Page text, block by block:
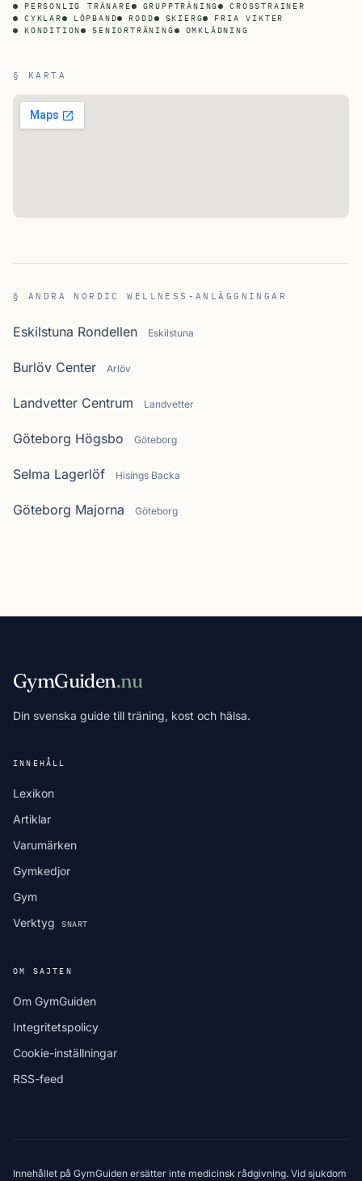
PERSONLIG TRÄNARE
GRUPPTRÄNING
CROSSTRAINER
CYKLAR
LÖPBAND RODD SKIERG
FRIA VIKTER
KONDITION
SENIORTRÄNING OMKLÄDNING
§ KARTA
§ ANDRA NORDIC WELLNESS-ANLÄGGNINGAR
Eskilstuna Rondellen Eskilstuna
Burlöv Center Arlöv
Landvetter Centrum Landvetter
Göteborg Högsbo Göteborg
Selma Lagerlöf Hisings Backa
Göteborg Majorna Göteborg
GymGuiden.nu
Din svenska guide till träning, kost och hälsa.
INNEHÅLL
Lexikon
Artiklar
Varumärken
Gymkedjor
Gym
Verktyg
SNART
OM SAJTEN
Om GymGuiden
Integritetspolicy
Cookie-inställningar
RSS-feed
Innehållet på GymGuiden ersätter inte medicinsk rådgivning. Vid sjukdom